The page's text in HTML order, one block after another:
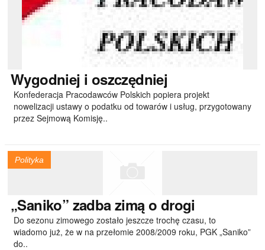
Wygodniej i oszczędniej
Konfederacja Pracodawców Polskich popiera projekt
nowelizacji ustawy o podatku od towarów i usług, przygotowany
przez Sejmową Komisję..
Polityka
„Saniko” zadba zimą o drogi
Do sezonu zimowego zostało jeszcze trochę czasu, to
wiadomo już, że w na przełomie 2008/2009 roku, PGK „Saniko”
do..